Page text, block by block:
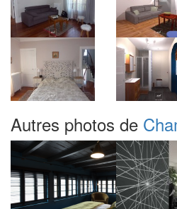
Autres photos de